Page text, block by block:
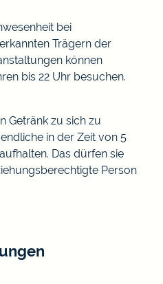
bei
Trägern der
können
bis 22 Uhr besuchen.
Getränk zu sich zu
in der Zeit von 5
Das dürfen sie
Person